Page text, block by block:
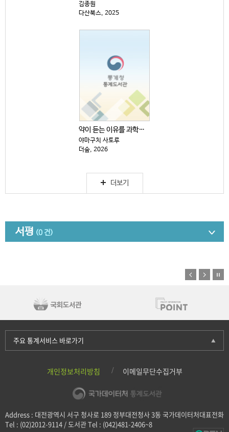
김종원
다산북스, 2025
약이 듣는 이유를 과학으로 쉽게 설명했다
야마구치 사토루
더숲, 2026
더보기
서평 (0 건)
개인정보처리방침 이메일무단수집거부
Address : 대전광역시 서구 청사로 189 정부대전청사 3동 국가데이터처대표전화
Tel : (02)2012-9114 / 도서관 Tel : (042)481-2406~8
주요 통계서비스 바로가기